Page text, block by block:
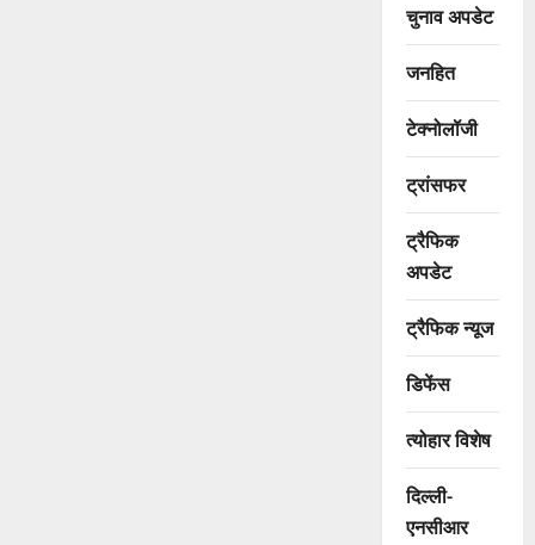
चुनाव अपडेट
जनहित
टेक्नोलॉजी
ट्रांसफर
ट्रैफिक
अपडेट
ट्रैफिक न्यूज
डिफेंस
त्योहार विशेष
दिल्ली-
एनसीआर